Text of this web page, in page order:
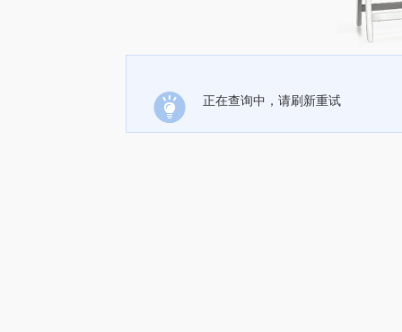
正在查询中，请刷新重试